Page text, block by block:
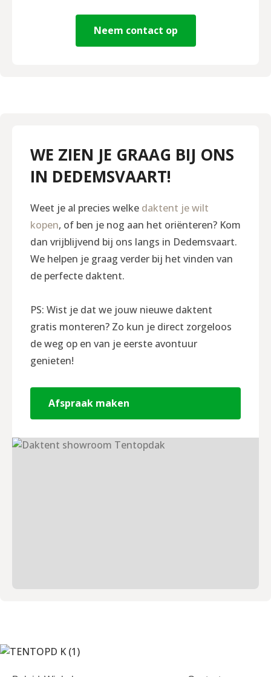
Neem contact op
WE ZIEN JE GRAAG BIJ ONS
IN DEDEMSVAART!
Weet je al precies welke daktent je wilt
kopen, of ben je nog aan het oriënteren? Kom
dan vrijblijvend bij ons langs in Dedemsvaart.
We helpen je graag verder bij het vinden van
de perfecte daktent.
PS: Wist je dat we jouw nieuwe daktent
gratis monteren? Zo kun je direct zorgeloos
de weg op en van je eerste avontuur
genieten!
Afspraak maken